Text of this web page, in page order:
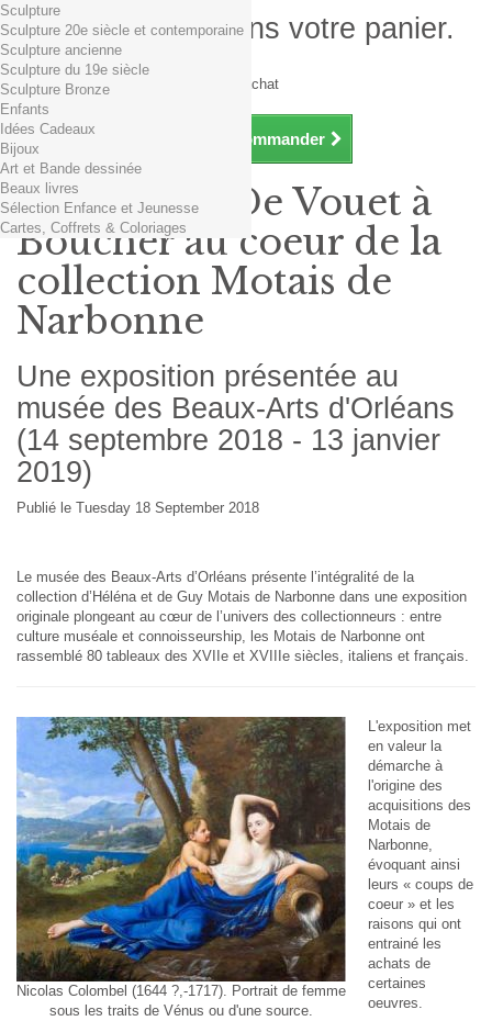
Il y a 1 produit dans votre panier.
Total produits TTC
Frais de port TTC
0,01€ dès 29€ d'achat
Total TTC
Continuer mes achats Commander
Sculpture
Sculpture 20e siècle et contemporaine
Sculpture ancienne
Sculpture du 19e siècle
Sculpture Bronze
Enfants
Idées Cadeaux
Bijoux
Art et Bande dessinée
Beaux livres
Sélection Enfance et Jeunesse
Cartes, Coffrets & Coloriages
Exposition De Vouet à
Boucher au coeur de la
collection Motais de
Narbonne
Une exposition présentée au
musée des Beaux-Arts d'Orléans
(14 septembre 2018 - 13 janvier
2019)
Publié le Tuesday 18 September 2018
Le musée des Beaux-Arts d’Orléans présente l’intégralité de la
collection d’Héléna et de Guy Motais de Narbonne dans une exposition
originale plongeant au cœur de l’univers des collectionneurs : entre
culture muséale et connoisseurship, les Motais de Narbonne ont
rassemblé 80 tableaux des XVIIe et XVIIIe siècles, italiens et français.
Nicolas Colombel (1644 ?,-1717). Portrait de femme
sous les traits de Vénus ou d'une source.
L'exposition met
en valeur la
démarche à
l'origine des
acquisitions des
Motais de
Narbonne,
évoquant ainsi
leurs « coups de
coeur » et les
raisons qui ont
entrainé les
achats de
certaines
oeuvres.